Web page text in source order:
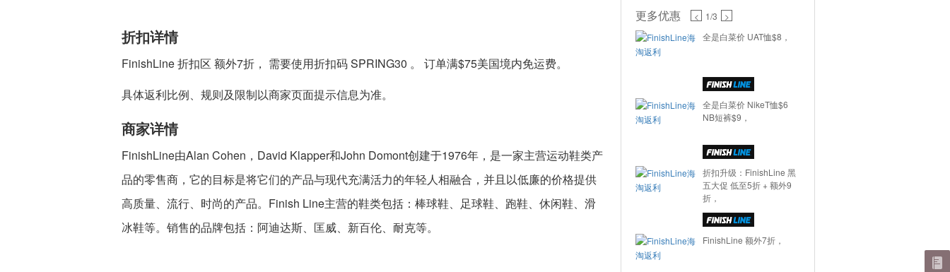
折扣详情
FinishLine 折扣区 额外7折， 需要使用折扣码 SPRING30 。 订单满$75美国境内免运费。
具体返利比例、规则及限制以商家页面提示信息为准。
商家详情
FinishLine由Alan Cohen，David Klapper和John Domont创建于1976年，是一家主营运动鞋类产
品的零售商，它的目标是将它们的产品与现代充满活力的年轻人相融合，并且以低廉的价格提供
高质量、流行、时尚的产品。Finish Line主营的鞋类包括：棒球鞋、足球鞋、跑鞋、休闲鞋、滑
冰鞋等。销售的品牌包括：阿迪达斯、匡威、新百伦、耐克等。
更多优惠 < 1/3
>
全是白菜价 UAT恤$8，
全是白菜价 NikeT恤$6
NB短裤$9，
折扣升级：FinishLine 黑
五大促 低至5折 + 额外9
折，
FinishLine 额外7折，